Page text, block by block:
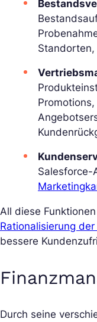
Salesforce-
All diese
Rationalisierung
bessere
Durch seine